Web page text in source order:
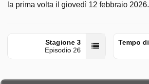
la prima volta il giovedì 12 febbraio 2026.
Stagione 3
Episodio 26